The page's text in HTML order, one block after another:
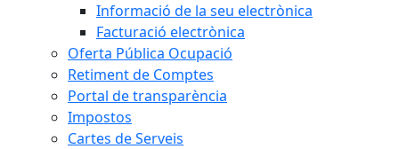
Informació de la seu electrònica
Facturació electrònica
Oferta Pública Ocupació
Retiment de Comptes
Portal de transparència
Impostos
Cartes de Serveis